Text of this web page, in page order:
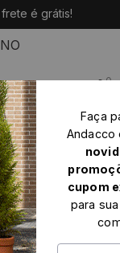
é grátis!
0
Faça
cupom
para